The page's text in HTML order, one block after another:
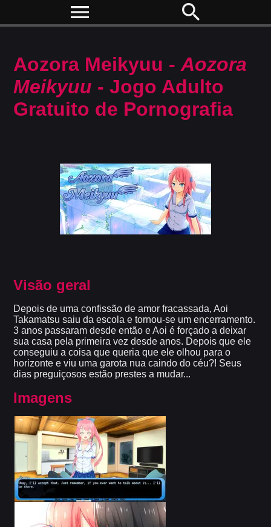
menu search
Aozora Meikyuu -Aozora
Meikyuu - Jogo Adulto
Gratuito de Pornografia
Visão geral
Depois de uma confissão de amor fracassada, Aoi
Takamatsu saiu da escola e tornou-se um encerramento.
3 anos passaram desde então e Aoi é forçado a deixar
sua casa pela primeira vez desde anos. Depois que ele
conseguiu a coisa que queria que ele olhou para o
horizonte e viu uma garota nua caindo do céu?! Seus
dias preguiçosos estão prestes a mudar...
Imagens